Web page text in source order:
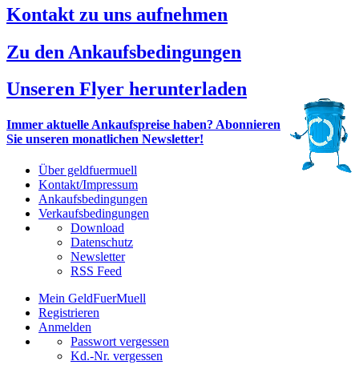
Kontakt zu uns aufnehmen
Zu den Ankaufsbedingungen
Unseren Flyer herunterladen
Immer aktuelle Ankaufspreise haben? Abonnieren
Sie unseren monatlichen Newsletter!
Über geldfuermuell
Kontakt/Impressum
Ankaufsbedingungen
Verkaufsbedingungen
Download
Datenschutz
Newsletter
RSS Feed
Mein GeldFuerMuell
Registrieren
Anmelden
Passwort vergessen
Kd.-Nr. vergessen